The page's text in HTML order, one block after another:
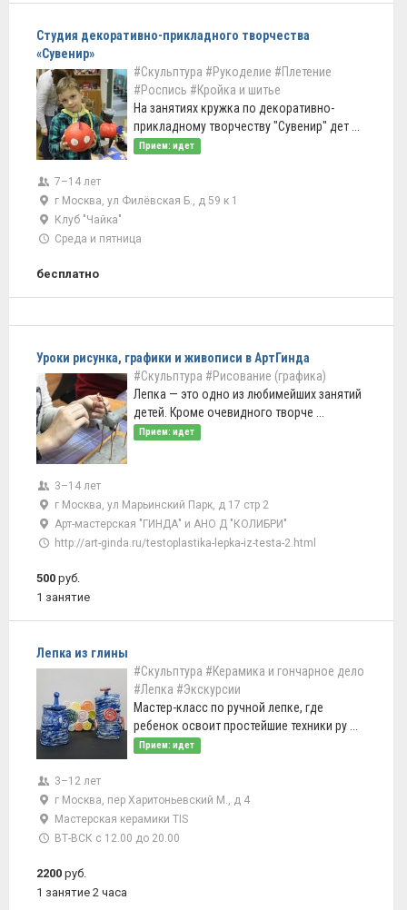
Студия декоративно-прикладного творчества
«Сувенир»
#Скульптура #Рукоделие #Плетение
#Роспись #Кройка и шитье
На занятиях кружка по декоративно-
прикладному творчеству "Сувенир" дет ...
Прием: идет
7–14 лет
г Москва, ул Филёвская Б., д 59 к 1
Клуб "Чайка"
Среда и пятница
бесплатно
Уроки рисунка, графики и живописи в АртГинда
#Скульптура #Рисование (графика)
Лепка — это одно из любимейших занятий
детей. Кроме очевидного творче ...
Прием: идет
3–14 лет
г Москва, ул Марьинский Парк, д 17 стр 2
Арт-мастерская "ГИНДА" и АНО Д "КОЛИБРИ"
http://art-ginda.ru/testoplastika-lepka-iz-testa-2.html
500 руб.
1 занятие
Лепка из глины
#Скульптура #Керамика и гончарное дело
#Лепка #Экскурсии
Мастер-класс по ручной лепке, где
ребенок освоит простейшие техники ру ...
Прием: идет
3–12 лет
г Москва, пер Харитоньевский М., д 4
Мастерская керамики TIS
ВТ-ВСК с 12.00 до 20.00
2200 руб.
1 занятие 2 часа